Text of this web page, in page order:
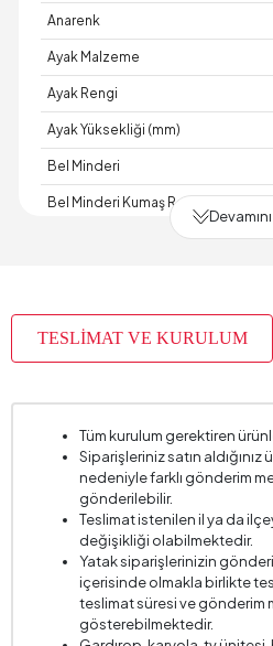
Anarenk
Ayak Malzeme
Ayak Rengi
Ayak Yüksekliği (mm)
Bel Minderi
Bel Minderi Kumaş Rengi
Garanti Süresi
Genişlik (mm)
İskelet Yapısı
Kapasite
Kartela Kumaş No
Kırlent 1 Adet
Kırlent 1 Kumaş Rengi
Kırlent 1 Ölçüsü
TESLİMAT VE KURULUM
Tüm kurulum gerektiren
Siparişleriniz satın aldığınız
nedeniyle farklı gönderim
gönderilebilir.
Teslimat istenilen il ya da
değişikliği olabilmektedir.
Yatak siparişlerinizin
içerisinde olmakla birlikte
teslimat süresi ve gönderim
gösterebilmektedir.